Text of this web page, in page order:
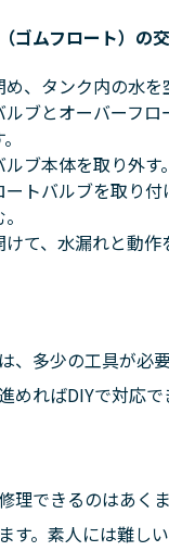
ゴムフロート）の
、タンク内の水を
ルブとオーバーフロ
ブ本体を取り外す。
トバルブを取り付
て、水漏れと動作
、多少の工具が必
めればDIYで対応
理できるのはあく
す。素人には難し